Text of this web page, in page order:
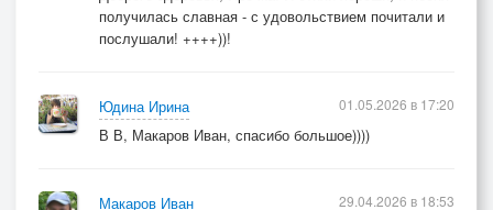
получилась славная - с удовольствием почитали и
послушали! ++++))!
Юдина Ирина
В В, Макаров Иван, спасибо большое))))
01.05.2026 в 17:20
Макаров Иван
29.04.2026 в 18:53